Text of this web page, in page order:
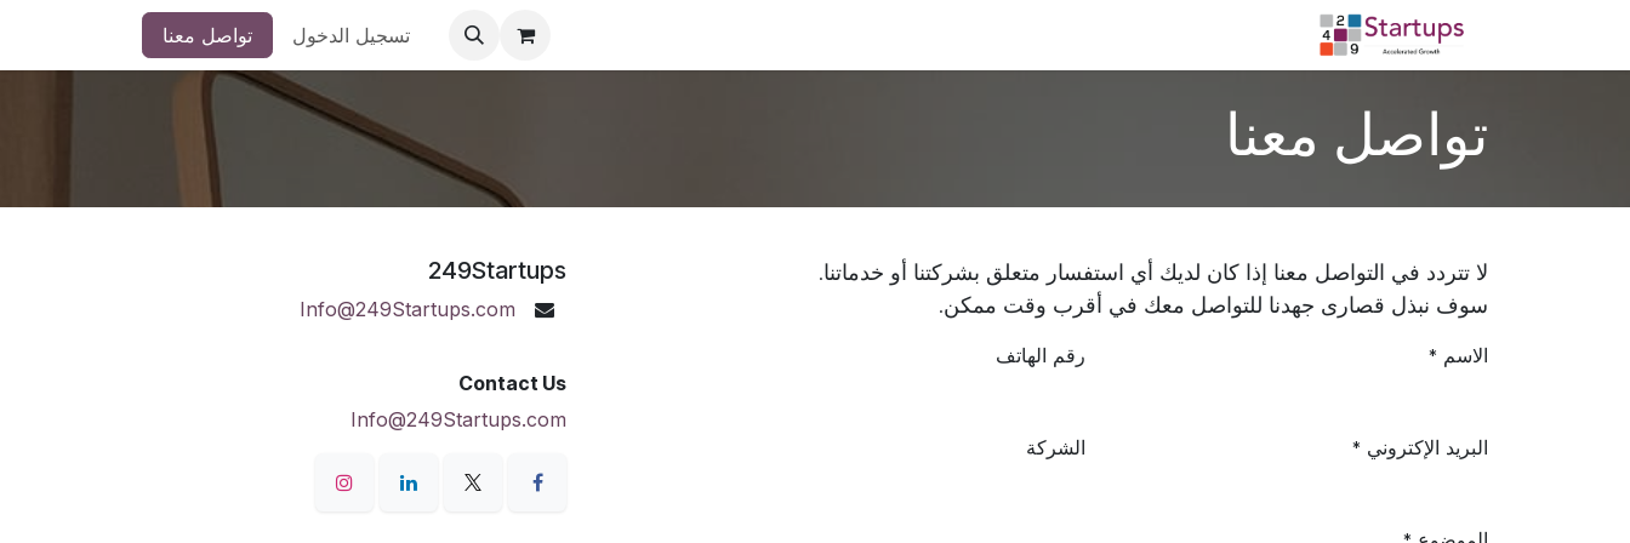
تخطي للذهاب إلى المحتوى
تسجيل الدخول تواصل معنا
تواصل معنا
لا تتردد في التواصل معنا إذا كان لديك أي استفسار متعلق بشركتنا أو خدماتنا.
سوف نبذل قصارى جهدنا للتواصل معك في أقرب وقت ممكن.
الاسم * رقم الهاتف
البريد الإكتروني * الشركة
249Startups
Info@249Startups.com
Contact Us
Info@249Startups.com